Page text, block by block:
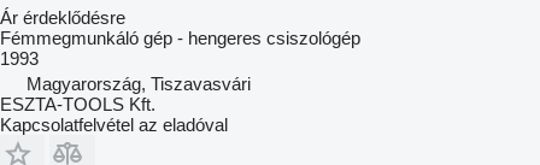
Ár érdeklődésre
Fémmegmunkáló gép - hengeres csiszológép
1993
Magyarország, Tiszavasvári
ESZTA-TOOLS Kft.
Kapcsolatfelvétel az eladóval